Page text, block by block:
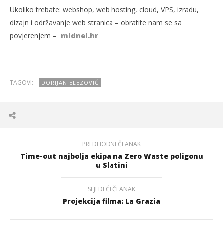
Ukoliko trebate: webshop, web hosting, cloud, VPS, izradu,
dizajn i održavanje web stranica – obratite nam se sa
povjerenjem – midnel.hr
TAGOVI: DORIJAN ELEZOVIĆ
PREDHODNI ČLANAK
Time-out najbolja ekipa na Zero Waste poligonu
u Slatini
SLJEDEĆI ČLANAK
Projekcija filma: La Grazia